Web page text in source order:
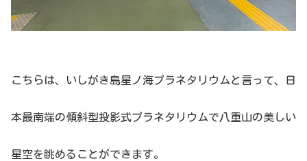
こちらは、 いしがき島星ノ海プラネタリウムと言って、日
本最南端の傾斜型投影式プラネタリウムで八重山の美しい
星空を眺めることができます。